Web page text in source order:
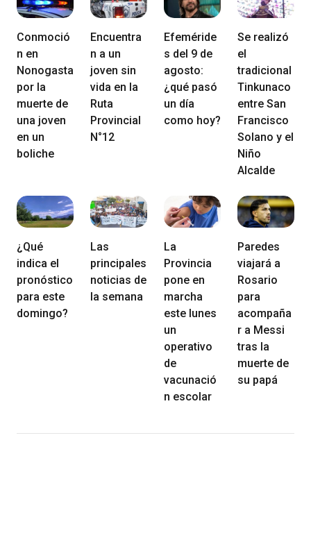
Conmoció
n en
Nonogasta
por la
muerte de
una joven
en un
boliche
Encuentra
n a un
joven sin
vida en la
Ruta
Provincial
N°12
Efeméride
s del 9 de
agosto:
¿qué pasó
un día
como hoy?
Se realizó
el
tradicional
Tinkunaco
entre San
Francisco
Solano y el
Niño
Alcalde
¿Qué
indica el
pronóstico
para este
domingo?
Las
principales
noticias de
la semana
La
Provincia
pone en
marcha
este lunes
un
operativo
de
vacunació
n escolar
Paredes
viajará a
Rosario
para
acompaña
r a Messi
tras la
muerte de
su papá